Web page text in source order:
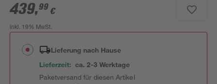
439,99 €
inkl. 19% MwSt.
Lieferung nach Hause
Lieferzeit: ca. 2-3 Werktage
Paketversand für diesen Artikel